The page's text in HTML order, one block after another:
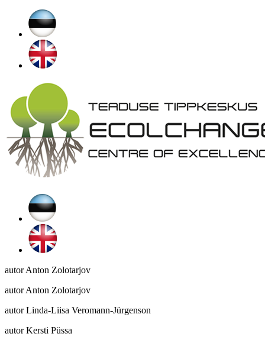
autor Anton Zolotarjov
autor Anton Zolotarjov
autor Linda-Liisa Veromann-Jürgenson
autor Kersti Püssa